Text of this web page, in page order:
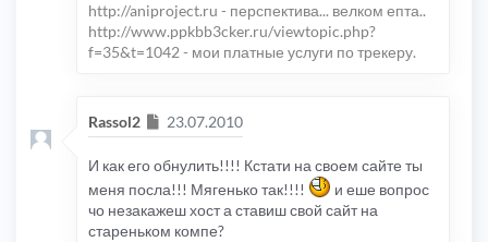
http://aniproject.ru - перспектива... велком епта..
http://www.ppkbb3cker.ru/viewtopic.php?
f=35&t=1042 - мои платные услуги по трекеру.
Rassol2 Сообщение
23.07.2010
И как его обнулить!!!! Кстати на своем сайте ты
меня посла!!! Мягенько так!!!!
и еше вопрос
чо незакажеш хост а ставиш свой сайт на
стареньком компе?